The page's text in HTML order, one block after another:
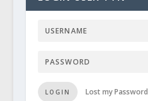
LOGIN Lost my Password